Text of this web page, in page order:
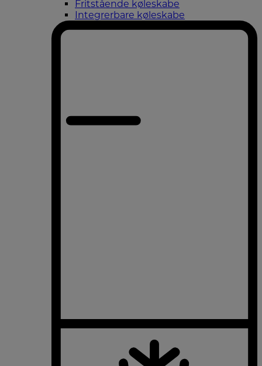
Fritstående køleskabe
Integrerbare køleskabe